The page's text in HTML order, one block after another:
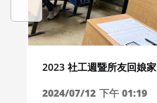
2023 社工週暨所友回娘家
2024/07/12 下午 01:19